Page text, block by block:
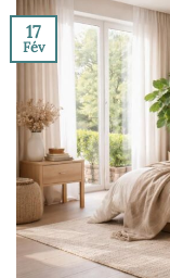
17
Fév